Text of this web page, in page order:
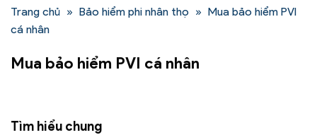
Trang chủ » Bảo hiểm phi nhân thọ » Mua bảo hiểm PVI
cá nhân
Mua bảo hiểm PVI cá nhân
Tìm hiểu chung